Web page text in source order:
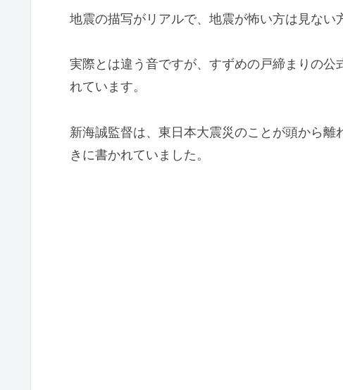
地震の描写がリアルで、地震が怖い方は見ない
実際とは違う音ですが、すずめの戸締まりの
れています。
新海誠監督は、東日本大震災のことが頭から
きに書かれていました。